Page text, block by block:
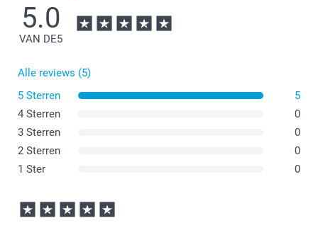
5.0
VAN DE5
Alle reviews (5)
5 Sterren
5
4 Sterren
0
3 Sterren
0
2 Sterren
0
1 Ster
0